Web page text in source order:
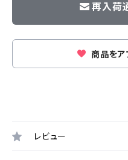
再入荷
商品をア
レビュー